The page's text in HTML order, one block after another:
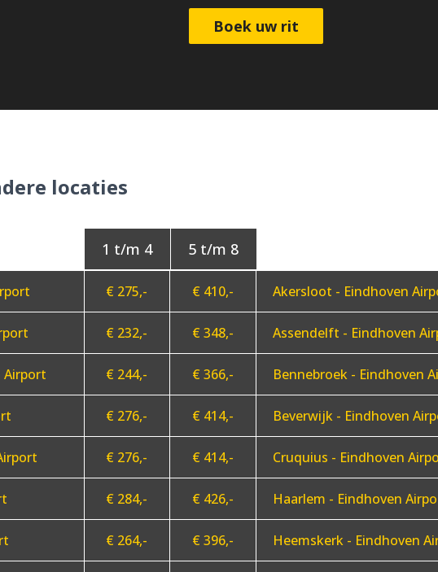
Boek uw rit
locaties
€ 275,- € 410,- Akersloot - Eindhoven
€ 232,- € 348,- Assendelft - Eindhoven
Airport € 244,- € 366,- Bennebroek - Eindhoven
€ 276,- € 414,- Beverwijk - Eindhoven
€ 276,- € 414,- Cruquius - Eindhoven
€ 284,- € 426,- Haarlem - Eindhoven
€ 264,- € 396,- Heemskerk - Eindhoven